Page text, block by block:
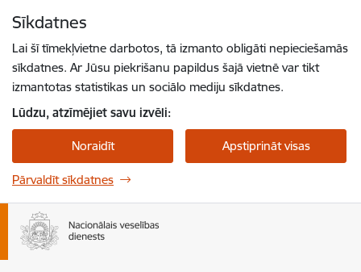
Sīkdatnes
Lai šī tīmekļvietne darbotos, tā izmanto obligāti nepieciešamās
sīkdatnes. Ar Jūsu piekrišanu papildus šajā vietnē var tikt
izmantotas statistikas un sociālo mediju sīkdatnes.
Lūdzu, atzīmējiet savu izvēli:
Noraidīt Apstiprināt visas
Pārvaldīt sīkdatnes